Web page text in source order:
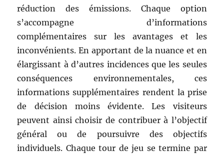
réduction des émissions. Chaque option
s’accompagne d’informations
complémentaires sur les avantages et les
inconvénients. En apportant de la nuance et en
élargissant à d’autres incidences que les seules
conséquences environnementales, ces
informations supplémentaires rendent la prise
de décision moins évidente. Les visiteurs
peuvent ainsi choisir de contribuer à l’objectif
général ou de poursuivre des objectifs
individuels. Chaque tour de jeu se termine par